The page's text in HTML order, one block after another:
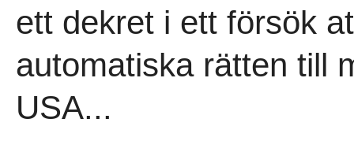
ett dekret i ett försök
automatiska rätten till
USA...